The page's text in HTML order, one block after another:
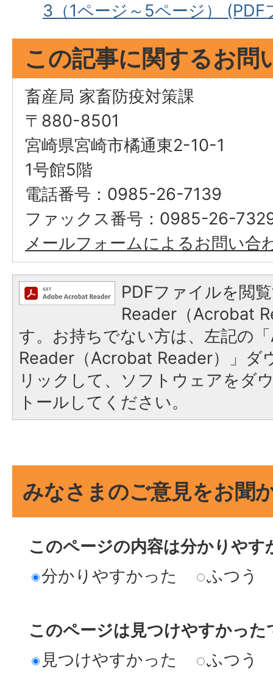
3（1ページ～5ページ）
この記事に関するお問
畜産局 家畜防疫対策課
〒880-8501
宮崎県宮崎市橘通東2-10-1
1号館5階
電話番号：0985-26-7139
ファックス番号：0985-26-
メールフォームによるお問い合
PDFファイルを閲
Reader（Acrobat
す。お持ちでない方は、左記の
Reader（Acrobat Reader）」ダ
リックして、ソフトウェアをダ
トールしてください。
みなさまのご意見をお聞
このページの内容は分かりやす
分かりやすかった
ふつう
このページは見つけやすかった
見つけやすかった
ふつう